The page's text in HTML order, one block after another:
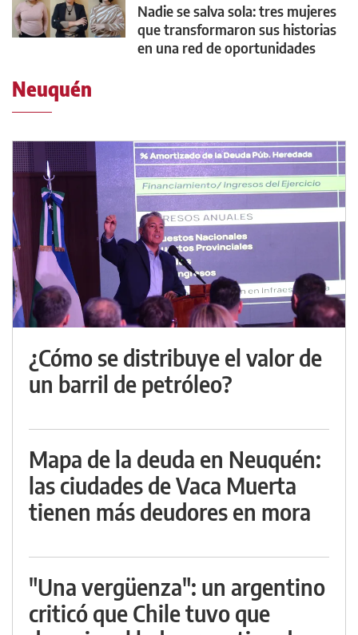
Nadie se salva sola: tres mujeres
que transformaron sus historias
en una red de oportunidades
Neuquén
¿Cómo se distribuye el valor de
un barril de petróleo?
Mapa de la deuda en Neuquén:
las ciudades de Vaca Muerta
tienen más deudores en mora
"Una vergüenza": un argentino
criticó que Chile tuvo que